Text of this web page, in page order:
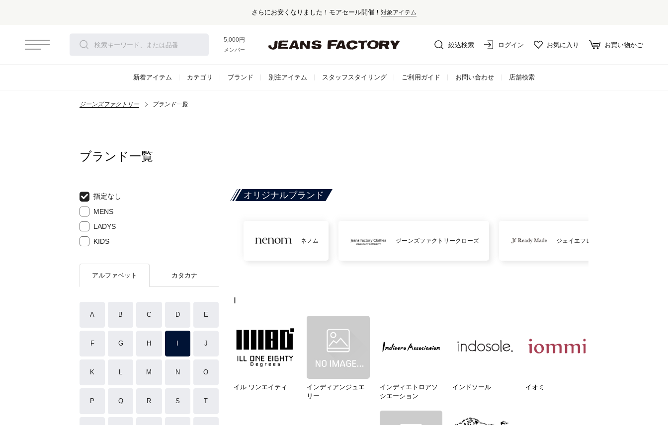
さらにお安くなりました！モアセール開催！ 対象アイテム
5,000円以上お買い上げで送料無料！
メンバー登録でお得な情報をゲット。さらに詳しく
絞込検索 ログイン お気に入り お買い物かご
新着アイテム カテゴリ ブランド 別注アイテム スタッフスタイリング ご利用ガイド お問い合わせ 店舗検索
ジーンズファクトリー ブランド一覧
ブランド一覧
指定なし
MENS
LADYS
KIDS
アルファベット カタカナ
A B C D E
F G H J
K L M N O
P Q R S T
オリジナルブランド
ネノム ジーンズファクトリークローズ ジェイエフレディメイド
I
イル ワンエイティ
インディアンジュエ
リー
インディエトロアソ
シエーション
インドソール イオミ